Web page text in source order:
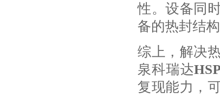
性。设备同
备的热封结
综上，解决
泉科瑞达
复现能力，